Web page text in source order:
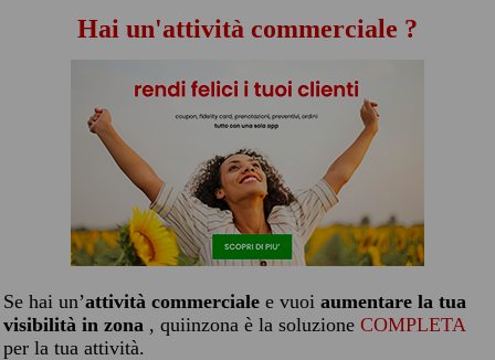
Hai un'attività commerciale ?
Se hai un’attività commerciale e vuoi aumentare la tua
visibilità in zona , quiinzona è la soluzione COMPLETA
per la tua attività.